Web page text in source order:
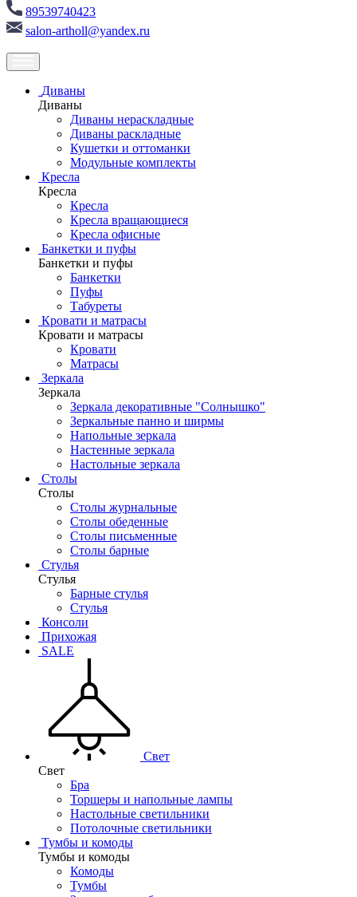
89539740423
salon-artholl@yandex.ru
Диваны
Диваны
Диваны нераскладные
Диваны раскладные
Кушетки и оттоманки
Модульные комплекты
Кресла
Кресла
Кресла
Кресла вращающиеся
Кресла офисные
Банкетки и пуфы
Банкетки и пуфы
Банкетки
Пуфы
Табуреты
Кровати и матрасы
Кровати и матрасы
Кровати
Матрасы
Зеркала
Зеркала
Зеркала декоративные "Солнышко"
Зеркальные панно и ширмы
Напольные зеркала
Настенные зеркала
Настольные зеркала
Столы
Столы
Столы журнальные
Столы обеденные
Столы письменные
Столы барные
Стулья
Стулья
Барные стулья
Стулья
Консоли
Прихожая
SALE
Свет
Свет
Бра
Торшеры и напольные лампы
Настольные светильники
Потолочные светильники
Тумбы и комоды
Тумбы и комоды
Комоды
Тумбы